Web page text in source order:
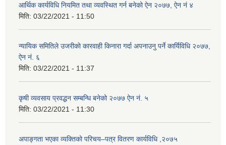
आर्थिक कार्यविधि नियमित तथा व्यवस्थित गर्न बनेको ऐन २०७७, ऐन नं ४
मिति: 03/22/2021 - 11:50
न्यायिक समितिले उजरीकाे कारवाही किनारा गर्दा अपनाउनु पर्ने कार्यिविधि २०७७,
ऐन नं. ६
मिति: 03/22/2021 - 11:37
कृषी व्यवसाय प्रवद्धन सम्बन्धि बनेको २०७७ ऐन नं. ५
मिति: 03/22/2021 - 11:30
अपाङ्गता भएका व्यक्तिको परिचय–पत्र वितरण कार्यविधि ,२०७५